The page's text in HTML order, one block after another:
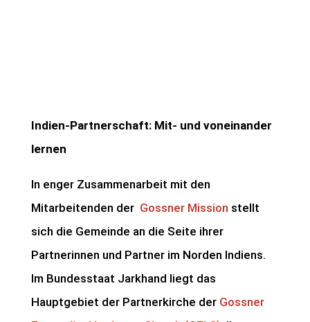
Indien-Partnerschaft: Mit- und voneinander
lernen
In enger Zusammenarbeit mit den
Mitarbeitenden der Gossner Mission stellt
sich die Gemeinde an die Seite ihrer
Partnerinnen und Partner im Norden Indiens.
Im Bundesstaat Jarkhand liegt das
Hauptgebiet der Partnerkirche der Gossner